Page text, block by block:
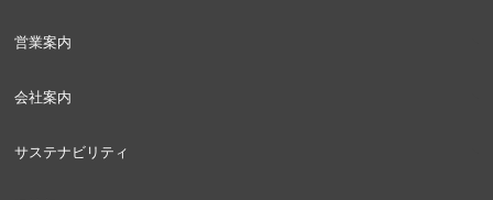
営業案内
会社案内
サステナビリティ